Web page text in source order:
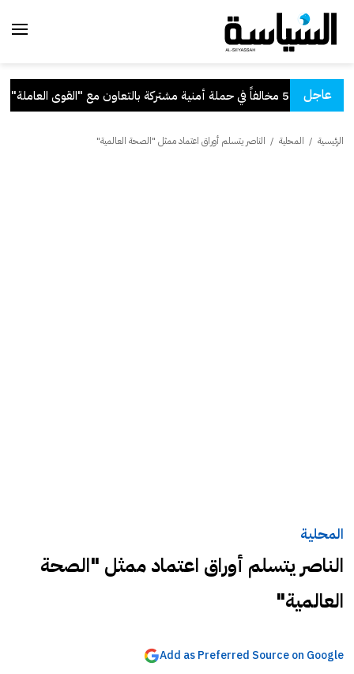
عاجل
مشتركة بالتعاون مع "القوى العاملة"
الرئيسية / المحلية / الناصر يتسلم أوراق اعتماد ممثل "الصحة العالمية"
المحلية
الناصر يتسلم أوراق اعتماد ممثل "الصحة
العالمية"
Add as Preferred Source on Google